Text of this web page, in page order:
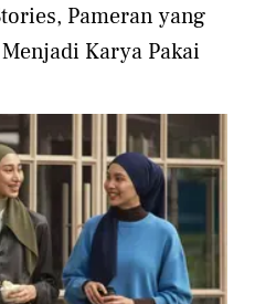
Pameran yang
Karya Pakai